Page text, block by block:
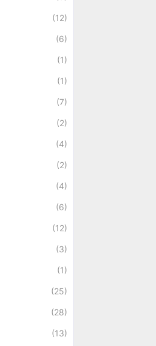
(12)
(6)
(1)
(1)
(7)
(2)
(4)
(2)
(4)
(6)
(12)
(3)
(1)
(25)
(28)
(13)